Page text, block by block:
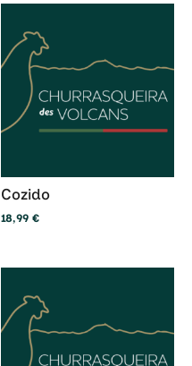
Cozido
18,99 €